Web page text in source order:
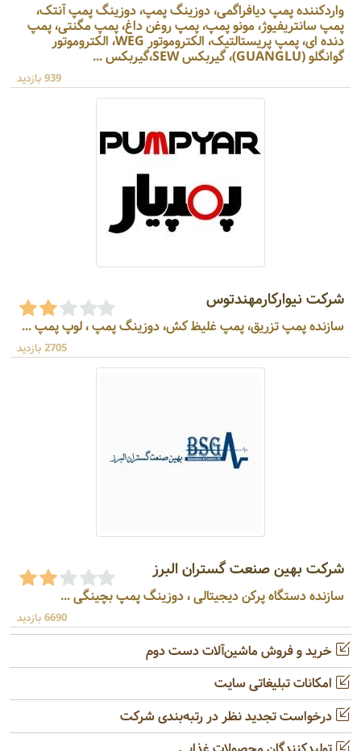
واردکننده پمپ دیافراگمی، دوزینگ پمپ، دوزینگ پمپ آنتک،
پمپ سانتریفیوژ، مونو پمپ، پمپ روغن داغ، پمپ مگنتی، پمپ
دنده ای، پمپ پریستالتیک، الکتروموتور WEG، الکتروموتور
گوانگلو (GUANGLU)، گیربکس SEW،گیربکس ...
939 بازدید
شرکت نیوارکارمهندتوس
سازنده پمپ تزریق، پمپ غلیظ کش، دوزینگ پمپ ، لوپ پمپ ...
2705 بازدید
شرکت بهین صنعت گستران البرز
سازنده دستگاه پرکن دیجیتالی ، دوزینگ پمپ بچینگی ...
6690 بازدید
خرید و فروش ماشین‌آلات دست دوم
امکانات تبلیغاتی سایت
درخواست تجدید نظر در رتبه‌بندی شرکت